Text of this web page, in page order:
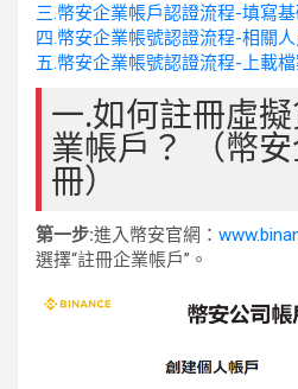
三.幣安企業帳戶認證流程-填寫
四.幣安企業帳號認證流程-相關人
五.幣安企業帳號認證流程-上載
一.如何註冊虛
業帳戶？ （幣
冊）
第一步:進入幣安官網：
選擇“註冊企業帳戶”。